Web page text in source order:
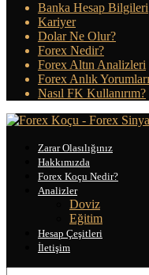
Banka Hesap Bilgileri
Kariyer
Dolar Ne Olur?
Forex Nedir?
Forex Altın Analizleri
Forex Anlık Yorumları
Nasıl FK Kullanırım?
Zarar Olasılığınız
Hakkımızda
Forex Koçu Nedir?
Analizler
Doviz
Eğitim
Hesap Çeşitleri
İletişim